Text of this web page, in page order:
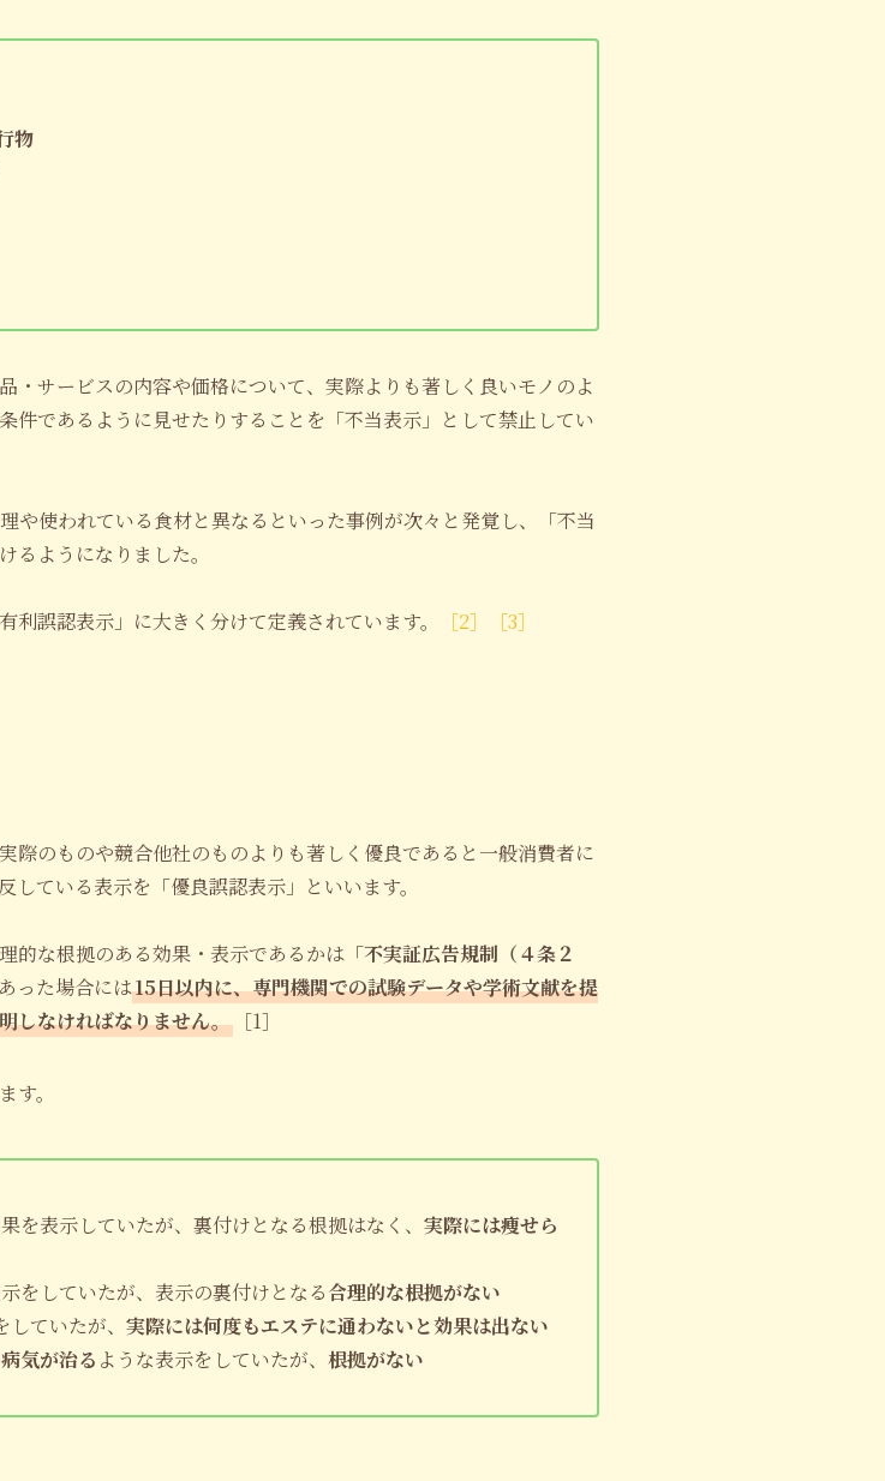
物
・サービスの内容や価格について、実際よりも著しく良いモノのよ
件であるように見せたりすることを「不当表示」として禁止してい
や使われている食材と異なるといった事例が次々と発覚し、「不当
るようになりました。
誤認表示」に大きく分けて定義されています。 ［2］ ［3］
際のものや競合他社のものよりも著しく優良であると一般消費者に
ている表示を「優良誤認表示」といいます。
的な根拠のある効果・表示であるかは 「不実証広告規制（４条２
った場合には15日以内に、専門機関での試験データや学術文献を提
しなければなりません。 ［1］
。
を表示していたが、裏付けとなる根拠はなく、 実際には痩せら
をしていたが、表示の裏付けとなる合理的な根拠がない
ていたが、 実際には何度もエステに通わないと効果は出ない
気が治る ような表示をしていたが、 根拠がない